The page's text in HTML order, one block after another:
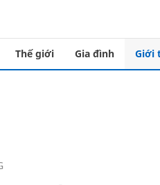
Thế giới Gia đình Giới